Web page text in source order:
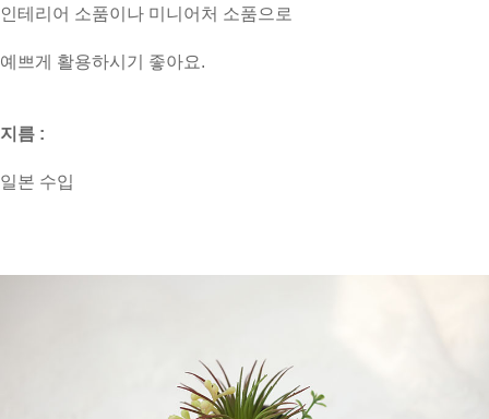
인테리어 소품이나 미니어처 소품으로
예쁘게 활용하시기 좋아요.
지름 :
일본 수입